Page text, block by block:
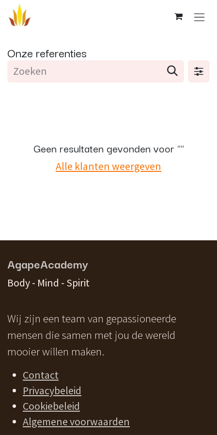
Overslaan naar inhoud
Onze referenties
Geen resultaten gevonden voor ""
Alle klanten weergeven
AgapeAcademy
Body - Mind - Spirit
Wij zijn een team van gepassioneerde
mensen die samen met jou de wereld
mooier willen maken.
Contact
Privacybeleid
Cookiebeleid
Algemene voorwaarden